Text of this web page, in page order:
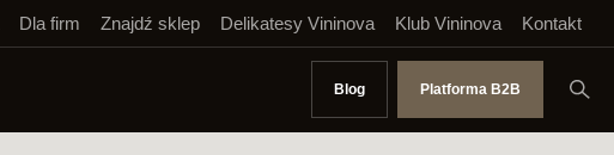
Dla firm Znajdź sklep Delikatesy Vininova Klub Vininova Kontakt
Blog Platforma B2B